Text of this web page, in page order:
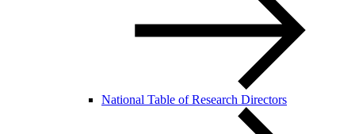
National Table of Research Directors